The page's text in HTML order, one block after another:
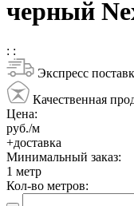
черный
: :
Экспресс
Качественная
Цена:
руб./м
+доставка
Минимальный заказ:
1 метр
Кол-во метров: